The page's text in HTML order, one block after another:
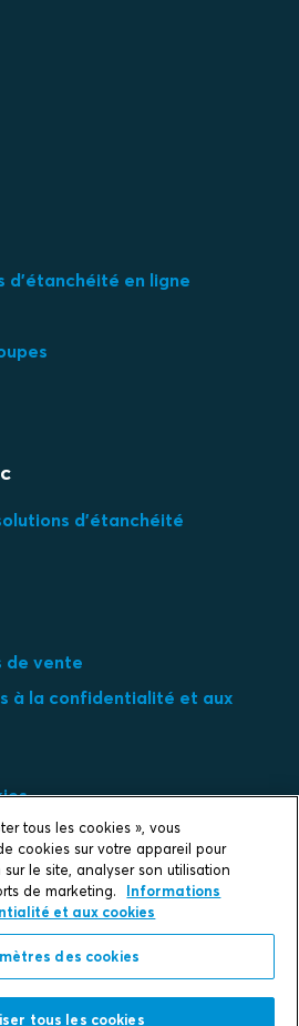
d'étanchéité en ligne
d'étanchéité
de vente
à la confidentialité et aux
Protecting life and assets
tous les cookies », vous
cookies sur votre appareil pour
le site, analyser son utilisation
de marketing.
Informations
et aux cookies
des cookies
tous les cookies